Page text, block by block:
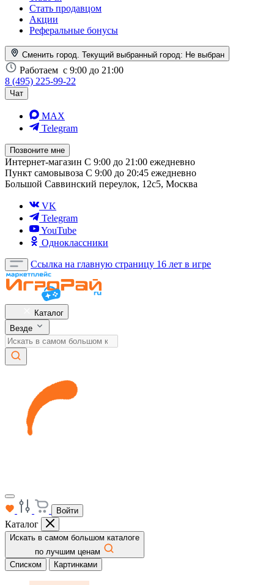
Стать продавцом
Акции
Реферальные бонусы
Сменить город. Текущий выбранный город: Не выбран
Работаем с 9:00 до 21:00
8 (495) 225-99-22
Чат
MAX
Telegram
Позвоните мне
Интернет-магазин С 9:00 до 21:00 ежедневно
Пункт самовывоза С 9:00 до 20:45 ежедневно
Большой Саввинский переулок, 12с5, Москва
VK
Telegram
YouTube
Одноклассники
Ссылка на главную страницу 16 лет в игре
Каталог
Везде
Войти
Каталог
Искать в самом большом каталоге
по лучшим ценам
Списком
Картинками